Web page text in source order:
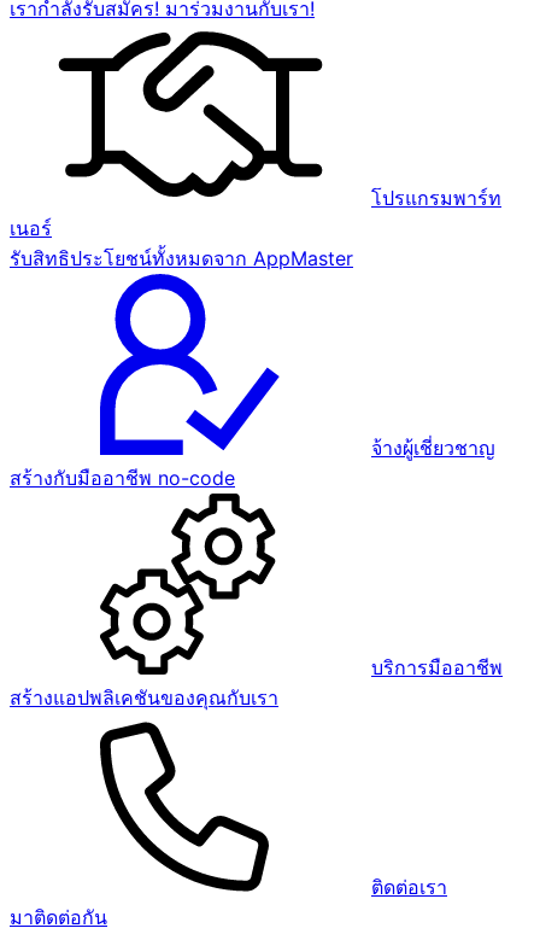
เรากำลังรับสมัคร! มาร่วมงานกับเรา!
โปรแกรมพาร์ท
เนอร์
รับสิทธิประโยชน์ทั้งหมดจาก AppMaster
จ้างผู้เชี่ยวชาญ
สร้างกับมืออาชีพ no-code
บริการมืออาชีพ
สร้างแอปพลิเคชันของคุณกับเรา
ติดต่อเรา
มาติดต่อกัน